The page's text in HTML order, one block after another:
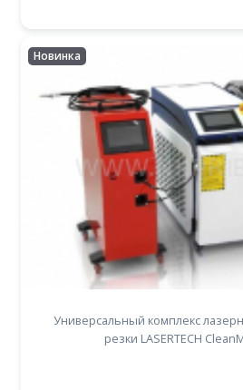
Новинка
Универсальный комплекс
резки LASERTECH